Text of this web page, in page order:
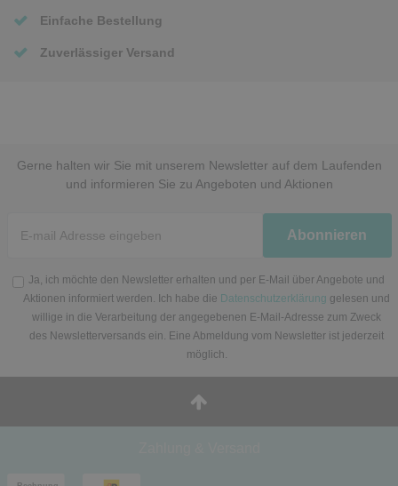
Einfache Bestellung
Zuverlässiger Versand
Gerne halten wir Sie mit unserem Newsletter auf dem Laufenden
und informieren Sie zu Angeboten und Aktionen
Honig
Abonnieren
Ja, ich möchte den Newsletter erhalten und per E-Mail über Angebote und
Aktionen informiert werden. Ich habe die Datenschutzerklärung gelesen und
willige in die Verarbeitung der angegebenen E-Mail-Adresse zum Zweck
des Newsletterversands ein. Eine Abmeldung vom Newsletter ist jederzeit
möglich.